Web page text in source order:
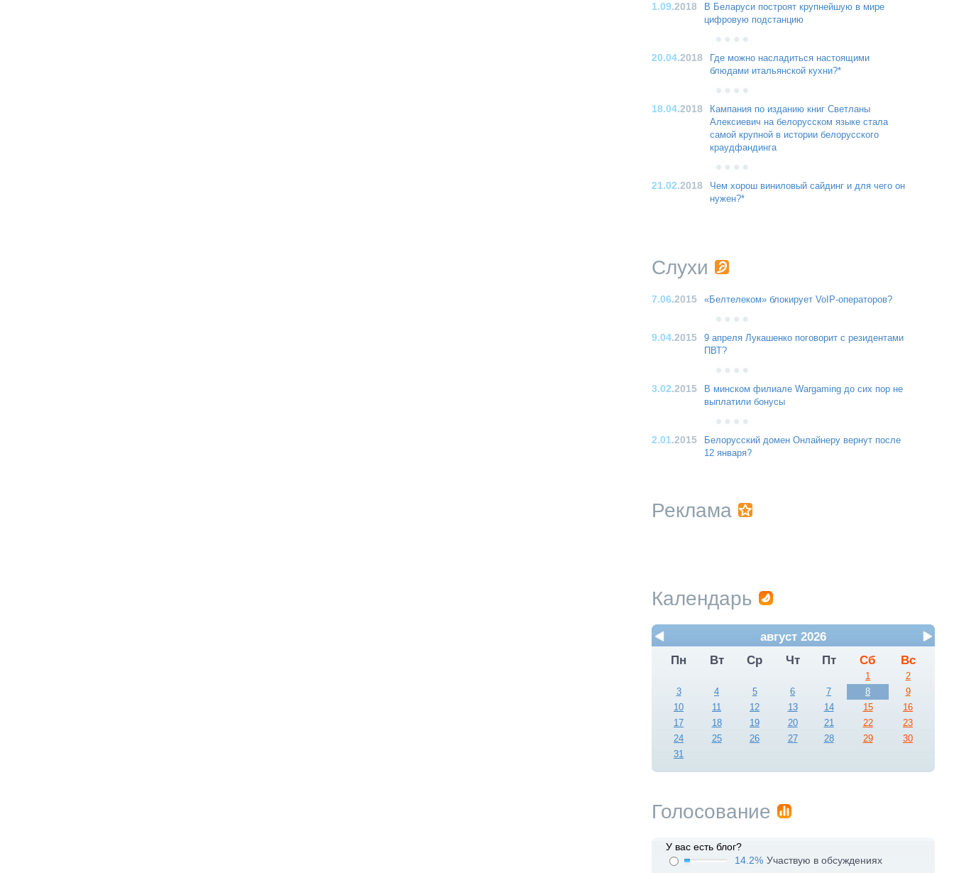
1.09.2018
В Беларуси построят крупнейшую в мире
цифровую подстанцию
20.04.2018
Где можно насладиться настоящими
блюдами итальянской кухни?*
18.04.2018
Кампания по изданию книг Светланы
Алексиевич на белорусском языке стала
самой крупной в истории белорусского
краудфандинга
21.02.2018
Чем хорош виниловый сайдинг и для чего он
нужен?*
Слухи
7.06.2015 «Белтелеком» блокирует VoIP-операторов?
9.04.2015
9 апреля Лукашенко поговорит с резидентами
ПВТ?
3.02.2015
В минском филиале Wargaming до сих пор не
выплатили бонусы
2.01.2015
Белорусский домен Онлайнеру вернут после
12 января?
Реклама
Календарь
август 2026
Пн
Вт Ср Чт Пт Сб Вс
1
2
3
4 5 6 7 8
9
10
11 12 13 14 15
16
17
18 19 20 21 22
23
24
25 26 27 28 29
30
31
Голосование
У вас есть блог?
14.2% Участвую в обсуждениях